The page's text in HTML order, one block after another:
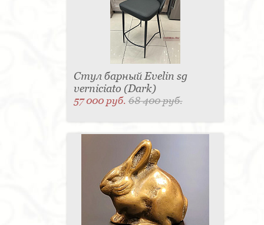
Стул барный Evelin sg
verniciato (Dark)
57 000 руб.68 400 руб.